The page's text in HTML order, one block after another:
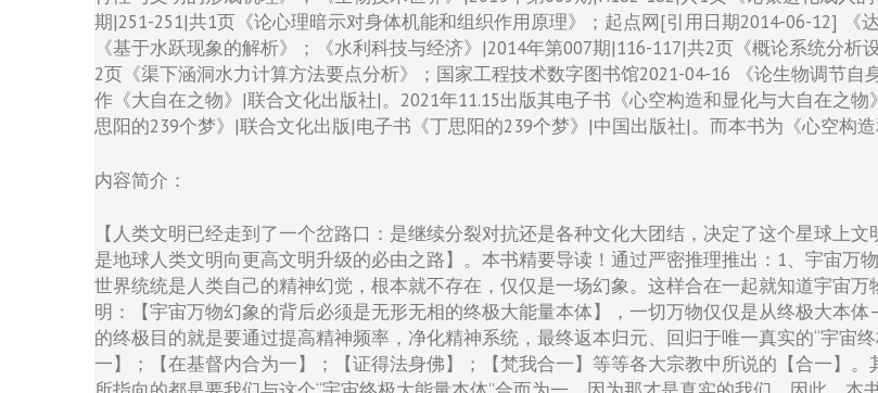
期|251-251|共1页《论心理暗示对身体机能和组织作用原理》；起点网[引用日期2014-06-12] 《
《基于水跃现象的解析》；《水利科技与经济》|2014年第007期|116-117|共2页《概论系统分
2页《渠下涵洞水力计算方法要点分析》；国家工程技术数字图书馆2021-04-16 《论生物调节自
作《大自在之物》|联合文化出版社|。2021年11.15出版其电子书《心空构造和显化与大自在之
思阳的239个梦》|联合文化出版|电子书《丁思阳的239个梦》|中国出版社|。而本书为《心空构
内容简介：
【人类文明已经走到了一个岔路口：是继续分裂对抗还是各种文化大团结，决定了这个星球上
是地球人类文明向更高文明升级的必由之路】。本书精要导读！通过严密推理推出：1、宇宙万
世界统统是人类自己的精神幻觉，根本就不存在，仅仅是一场幻象。这样合在一起就知道宇宙
明：【宇宙万物幻象的背后必须是无形无相的终极大能量本体】，一切万物仅仅是从终极大本
的终极目的就是要通过提高精神频率，净化精神系统，最终返本归元、回归于唯一真实的“宇宙
一】；【在基督内合为一】；【证得法身佛】；【梵我合一】等等各大宗教中所说的【合一】